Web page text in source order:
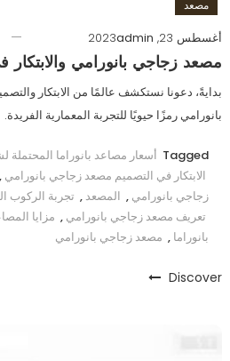
مصعد
أغسطس 23, 2023
admin
مصعد زجاجي بانورامي والابتكار في
بدايةً، دعونا نستكشف عالمًا من الابتكار
بانورامي رمزًا حيويًا للتجربة المعمارية الفريدة.
Tagged أسعار مصاعد بانوراما المحتملة
الابتكار في التصميم مصعد زجاجي بانورامي ,
زجاجي بانورامي , المصعد , تجربة الركوب
تعريف مصعد زجاجي بانورامي , مزايا
بانوراما , مصعد زجاجي بانورامي
Discover